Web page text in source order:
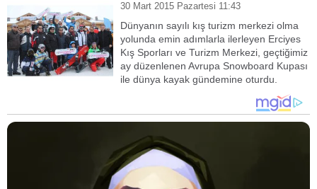
30 Mart 2015 Pazartesi 11:43
Dünyanın sayılı kış turizm merkezi olma
yolunda emin adımlarla ilerleyen Erciyes
Kış Sporları ve Turizm Merkezi, geçtiğimiz
ay düzenlenen Avrupa Snowboard Kupası
ile dünya kayak gündemine oturdu.